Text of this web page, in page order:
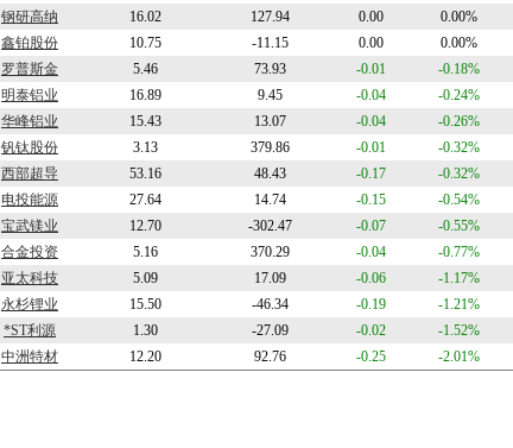
钢研高纳 16.02 127.94 0.00 0.00%
鑫铂股份 10.75 -11.15 0.00 0.00%
罗普斯金 5.46 73.93 -0.01 -0.18%
明泰铝业 16.89 9.45 -0.04 -0.24%
华峰铝业 15.43 13.07 -0.04 -0.26%
钒钛股份 3.13 379.86 -0.01 -0.32%
西部超导 53.16 48.43 -0.17 -0.32%
电投能源 27.64 14.74 -0.15 -0.54%
宝武镁业 12.70 -302.47 -0.07 -0.55%
合金投资 5.16 370.29 -0.04 -0.77%
亚太科技 5.09 17.09 -0.06 -1.17%
永杉锂业 15.50 -46.34 -0.19 -1.21%
*ST利源 1.30 -27.09 -0.02 -1.52%
中洲特材 12.20 92.76 -0.25 -2.01%